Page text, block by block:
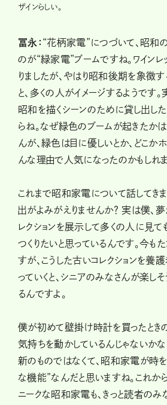
ザインらしい。
冨永： “花柄家電”につづいて、昭和
のが“緑家電”ブームですね。ワインレ
りましたが、やはり昭和後期を象徴す
と、多くの人がイメージするようです。
昭和を描くシーンのために貸し出し
らね。なぜ緑色のブームが起きたか
んが、緑色は目に優しいとか、どこか
んな理由で人気になったのかもしれま
これまで昭和家電について話してき
出がよみがえりませんか？ 実は僕、夢
レクションを展示して多くの人に見て
つくりたいと思っているんです。今も
すが、こうした古いコレクションを養
っていくと、シニアのみなさんが楽し
るんですよ。
僕が初めて壁掛け時計を買ったとき
気持ちを動かしているんじゃないか
新のものではなくて、昭和家電が時
な機能”なんだと思いますね。これか
ニークな昭和家電も、きっと読者の